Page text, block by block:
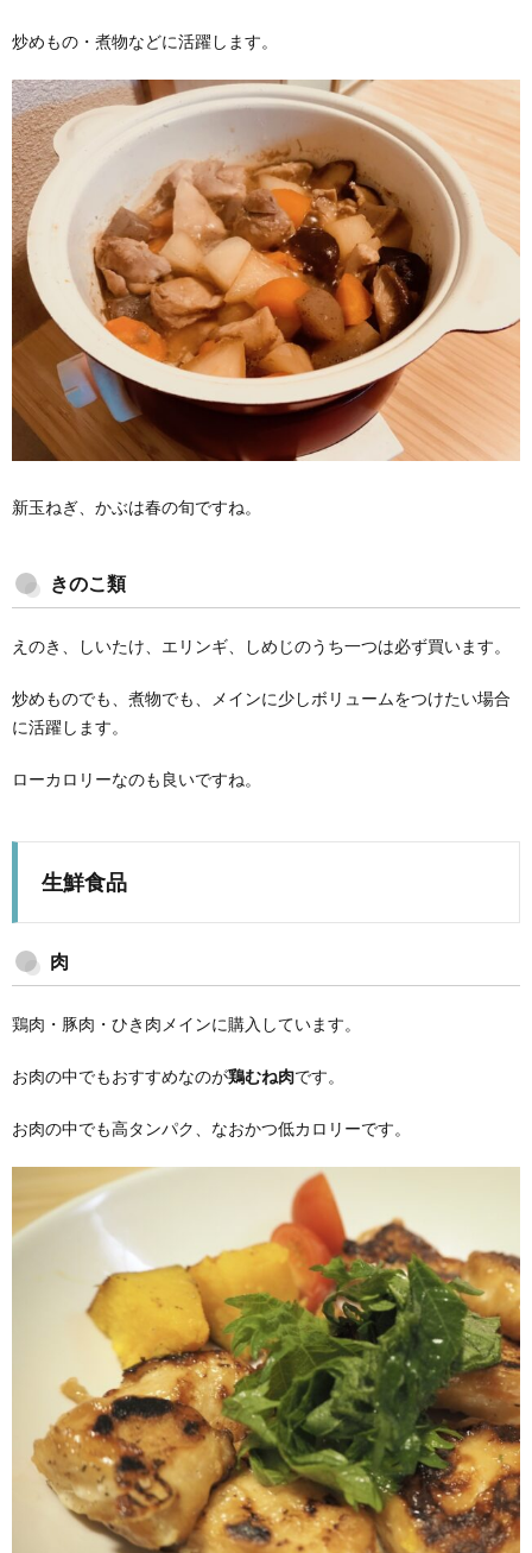
炒めもの・煮物などに活躍します。
新玉ねぎ、かぶは春の旬ですね。
きのこ類
えのき、しいたけ、エリンギ、しめじのうち一つは必ず買います。
炒めものでも、煮物でも、メインに少しボリュームをつけたい場合
に活躍します。
ローカロリーなのも良いですね。
生鮮食品
肉
鶏肉・豚肉・ひき肉メインに購入しています。
お肉の中でもおすすめなのが鶏むね肉です。
お肉の中でも高タンパク、なおかつ低カロリーです。